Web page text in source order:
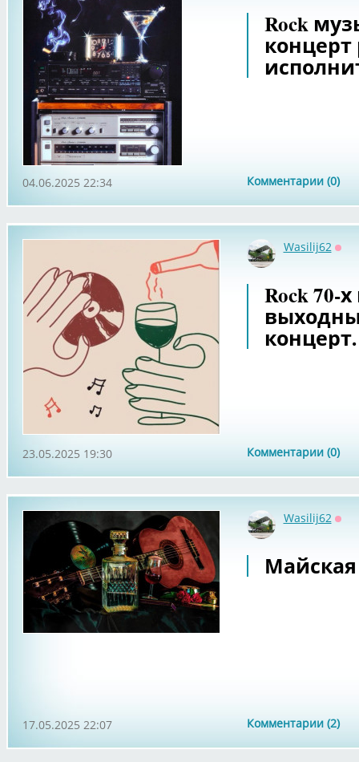
Rock
Комментарии (0)
04.06.2025 22:34
Wasilij62
Rock 70-
концерт.
Комментарии (0)
23.05.2025 19:30
Wasilij62
Комментарии (2)
17.05.2025 22:07